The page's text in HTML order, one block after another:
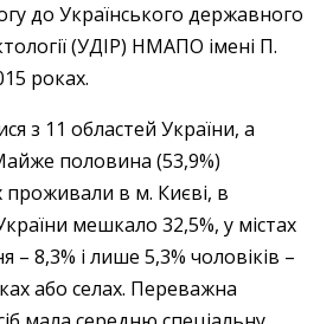
до Українського державного
(УДІР) НМАПО імені П.
роках.
з 11 областей України, а
половина (53,9%)
в м. Києві, в
мешкало 32,5%, у містах
​8,3% і лише 5,3% чоловіків –
або селах. Переважна